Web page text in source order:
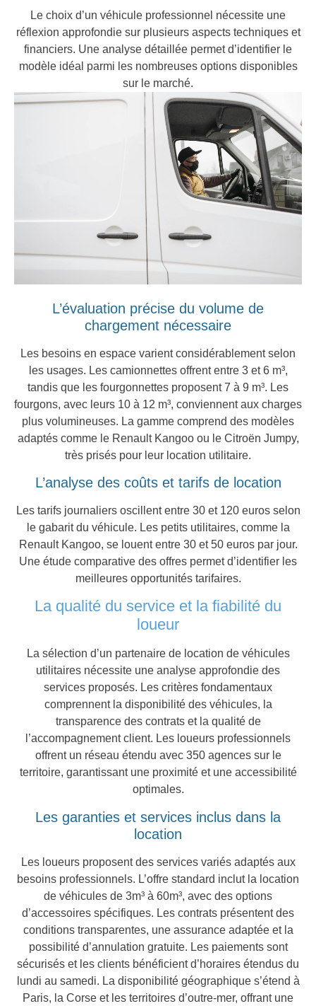
Le choix d’un véhicule professionnel nécessite une
réflexion approfondie sur plusieurs aspects techniques et
financiers. Une analyse détaillée permet d’identifier le
modèle idéal parmi les nombreuses options disponibles
sur le marché.
L’évaluation précise du volume de
chargement nécessaire
Les besoins en espace varient considérablement selon
les usages. Les camionnettes offrent entre 3 et 6 m³,
tandis que les fourgonnettes proposent 7 à 9 m³. Les
fourgons, avec leurs 10 à 12 m³, conviennent aux charges
plus volumineuses. La gamme comprend des modèles
adaptés comme le Renault Kangoo ou le Citroën Jumpy,
très prisés pour leur location utilitaire.
L’analyse des coûts et tarifs de location
Les tarifs journaliers oscillent entre 30 et 120 euros selon
le gabarit du véhicule. Les petits utilitaires, comme la
Renault Kangoo, se louent entre 30 et 50 euros par jour.
Une étude comparative des offres permet d’identifier les
meilleures opportunités tarifaires.
La qualité du service et la fiabilité du
loueur
La sélection d’un partenaire de location de véhicules
utilitaires nécessite une analyse approfondie des
services proposés. Les critères fondamentaux
comprennent la disponibilité des véhicules, la
transparence des contrats et la qualité de
l’accompagnement client. Les loueurs professionnels
offrent un réseau étendu avec 350 agences sur le
territoire, garantissant une proximité et une accessibilité
optimales.
Les garanties et services inclus dans la
location
Les loueurs proposent des services variés adaptés aux
besoins professionnels. L’offre standard inclut la location
de véhicules de 3m³ à 60m³, avec des options
d’accessoires spécifiques. Les contrats présentent des
conditions transparentes, une assurance adaptée et la
possibilité d’annulation gratuite. Les paiements sont
sécurisés et les clients bénéficient d’horaires étendus du
lundi au samedi. La disponibilité géographique s’étend à
Paris, la Corse et les territoires d’outre-mer, offrant une